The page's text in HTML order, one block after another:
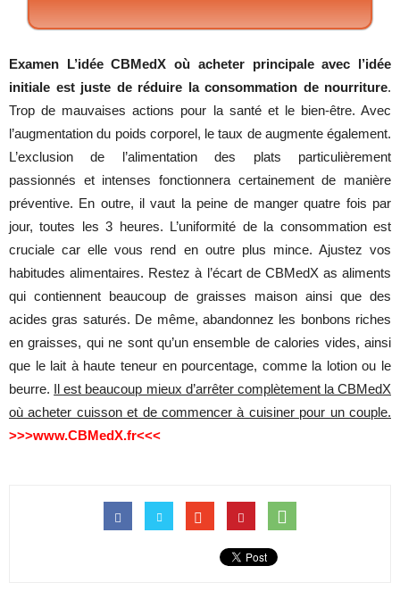
Examen L’idée CBMedX où acheter principale avec l’idée
initiale est juste de réduire la consommation de nourriture.
Trop de mauvaises actions pour la santé et le bien-être. Avec
l’augmentation du poids corporel, le taux de augmente également.
L’exclusion de l’alimentation des plats particulièrement
passionnés et intenses fonctionnera certainement de manière
préventive. En outre, il vaut la peine de manger quatre fois par
jour, toutes les 3 heures. L’uniformité de la consommation est
cruciale car elle vous rend en outre plus mince. Ajustez vos
habitudes alimentaires. Restez à l’écart de CBMedX as aliments
qui contiennent beaucoup de graisses maison ainsi que des
acides gras saturés. De même, abandonnez les bonbons riches
en graisses, qui ne sont qu’un ensemble de calories vides, ainsi
que le lait à haute teneur en pourcentage, comme la lotion ou le
beurre. Il est beaucoup mieux d’arrêter complètement la CBMedX
où acheter cuisson et de commencer à cuisiner pour un couple.
>>>www.CBMedX.fr<<<